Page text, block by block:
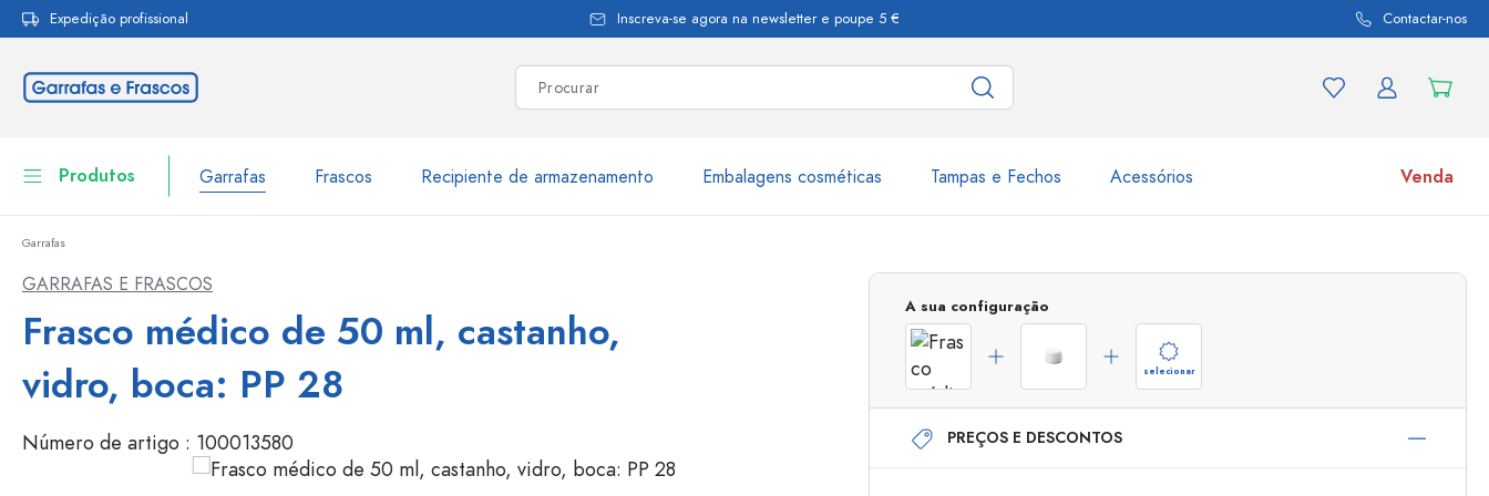
Saltar para a navegação principal
Expedição profissional Inscreva-se agora na newsletter e poupe 5 € Contactar-nos
Produtos Garrafas Frascos Recipiente de armazenamento Embalagens cosméticas Tampas e Fechos Acessórios Venda
Louça de mesa
Embalagens cosméticas
Garrafas por marca
Garrafas Estal
Garrafas com tampa mecânica
Frascos de pulverização
Dispensadores Airless
Frascos com roll-on
Frascos
Descubra agora
Compre agora
Garrafas
GARRAFAS E FRASCOS
Frasco médico de 50 ml, castanho,
vidro, boca: PP 28
Número de artigo : 100013580
A sua configuração
selecionar
PREÇOS E DESCONTOS